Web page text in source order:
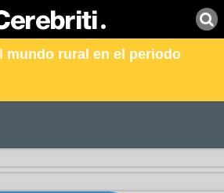
mundo rural en el periodo